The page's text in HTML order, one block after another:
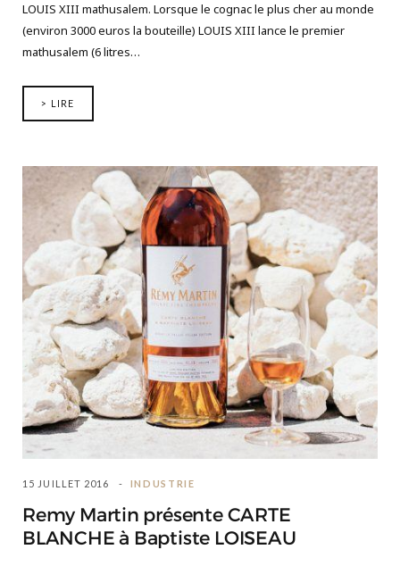
LOUIS XIII mathusalem. Lorsque le cognac le plus cher au monde
(environ 3000 euros la bouteille) LOUIS XIII lance le premier
mathusalem (6 litres…
> LIRE
15 JUILLET 2016 INDUSTRIE
Remy Martin présente CARTE
BLANCHE à Baptiste LOISEAU